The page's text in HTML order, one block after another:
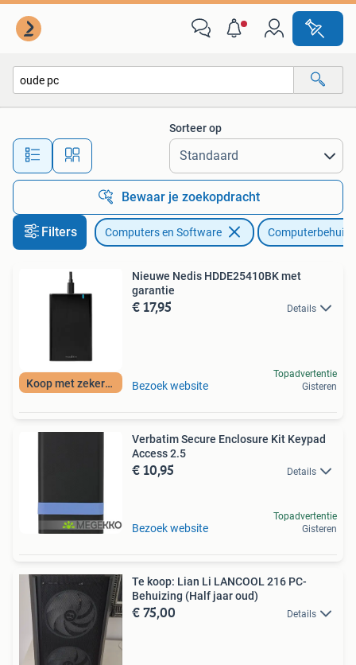
Alle afstanden…
Sorteer op
Bewaar je zoekopdracht
Filters Computers en Software
Koop met zekerheid
Nieuwe Nedis HDDE25410BK met
garantie
€ 17,95 Details
Bezoek website
Topadvertentie
Gisteren
Verbatim Secure Enclosure Kit Keypad
Access 2.5
€ 10,95 Details
Bezoek website
Topadvertentie
Gisteren
​Te koop: Lian Li LANCOOL 216 PC-
Behuizing (Half jaar oud)
€ 75,00 Details